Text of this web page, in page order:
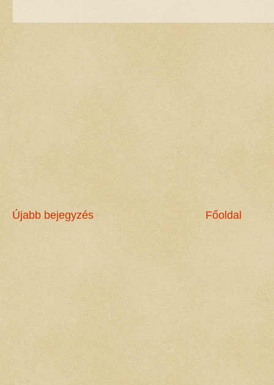
Újabb bejegyzés Főoldal